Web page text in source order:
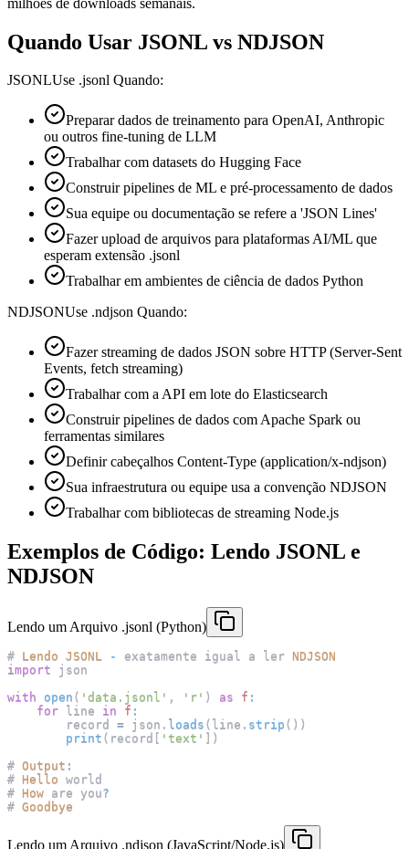
Quando Usar JSONL vs NDJSON
JSONLUse .jsonl Quando:
Preparar dados de treinamento para OpenAI, Anthropic
ou outros fine-tuning de LLM
Trabalhar com datasets do Hugging Face
Construir pipelines de ML e pré-processamento de dados
Sua equipe ou documentação se refere a 'JSON Lines'
Fazer upload de arquivos para plataformas AI/ML que
esperam extensão .jsonl
Trabalhar em ambientes de ciência de dados Python
NDJSONUse .ndjson Quando:
Fazer streaming de dados JSON sobre HTTP (Server-Sent
Events, fetch streaming)
Trabalhar com a API em lote do Elasticsearch
Construir pipelines de dados com Apache Spark ou
ferramentas similares
Definir cabeçalhos Content-Type (application/x-ndjson)
Sua infraestrutura ou equipe usa a convenção NDJSON
Trabalhar com bibliotecas de streaming Node.js
Exemplos de Código: Lendo JSONL e
NDJSON
Lendo um Arquivo .jsonl (Python)
# Lendo JSONL - exatamente igual a ler NDJSON
import json
with
open ( 'data.jsonl' , 'r' ) as f :
for line in f :
        record
= json . loads ( line . strip ( ) )
print ( record [ 'text' ] )
# Output :
# Hello world
# How are you?
# Goodbye
Lendo um Arquivo .ndjson (JavaScript/Node.js)